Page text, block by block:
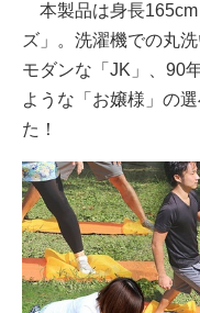
本製品は身長165cm
ズ」。洗濯機での丸
モダンな「JK」、90
ような「お嬢様」の
た！